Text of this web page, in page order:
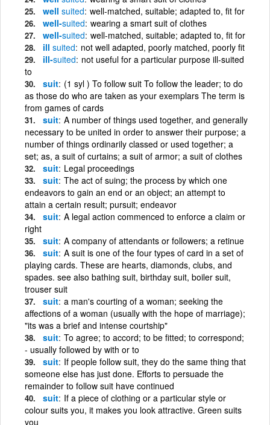
well suited well-matched, suitable; adapted to, fit for
well-suited wearing a smart suit of clothes
well-suited well-matched, suitable; adapted to, fit for
ill suited not well adapted, poorly matched, poorly fit
ill-suited not useful for a particular purpose ill-suited
to
suit (1 syl ) To follow suit To follow the leader; to do
as those do who are taken as your exemplars The term is
from games of cards
suit A number of things used together, and generally
necessary to be united in order to answer their purpose; a
number of things ordinarily classed or used together; a
set; as, a suit of curtains; a suit of armor; a suit of clothes
suit Legal proceedings
suit The act of suing; the process by which one
endeavors to gain an end or an object; an attempt to
attain a certain result; pursuit; endeavor
suit A legal action commenced to enforce a claim or
right
suit A company of attendants or followers; a retinue
suit A suit is one of the four types of card in a set of
playing cards. These are hearts, diamonds, clubs, and
spades. see also bathing suit, birthday suit, boiler suit,
trouser suit
suit a man's courting of a woman; seeking the
affections of a woman (usually with the hope of marriage);
"its was a brief and intense courtship"
suit To agree; to accord; to be fitted; to correspond;
- usually followed by with or to
suit If people follow suit, they do the same thing that
someone else has just done. Efforts to persuade the
remainder to follow suit have continued
suit If a piece of clothing or a particular style or
colour suits you, it makes you look attractive. Green suits
you